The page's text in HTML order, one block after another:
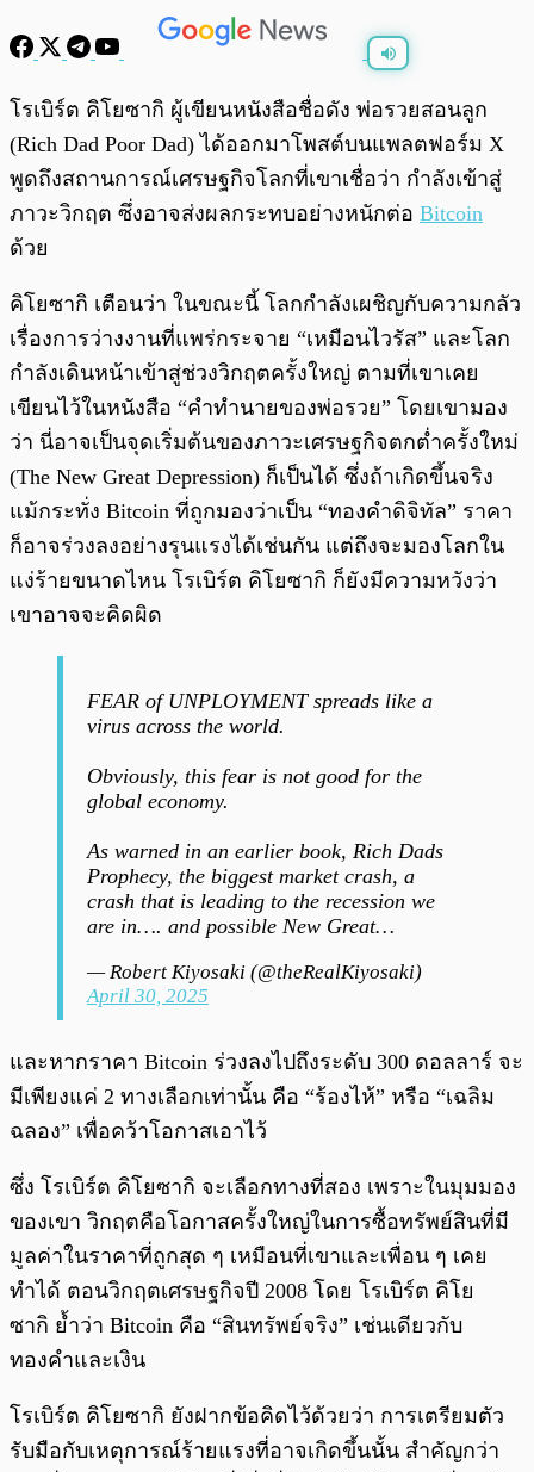
พร้อมเล่น
โรเบิร์ต คิโยซากิ ผู้เขียนหนังสือชื่อดัง พ่อรวยสอนลูก
(Rich Dad Poor Dad) ได้ออกมาโพสต์บนแพลตฟอร์ม X
พูดถึงสถานการณ์เศรษฐกิจโลกที่เขาเชื่อว่า กำลังเข้าสู่
ภาวะวิกฤต ซึ่งอาจส่งผลกระทบอย่างหนักต่อ Bitcoin
ด้วย
คิโยซากิ เตือนว่า ในขณะนี้ โลกกำลังเผชิญกับความกลัว
เรื่องการว่างงานที่แพร่กระจาย “เหมือนไวรัส” และโลก
กำลังเดินหน้าเข้าสู่ช่วงวิกฤตครั้งใหญ่ ตามที่เขาเคย
เขียนไว้ในหนังสือ “คำทำนายของพ่อรวย” โดยเขามอง
ว่า นี่อาจเป็นจุดเริ่มต้นของภาวะเศรษฐกิจตกต่ำครั้งใหม่
(The New Great Depression) ก็เป็นได้ ซึ่งถ้าเกิดขึ้นจริง
แม้กระทั่ง Bitcoin ที่ถูกมองว่าเป็น “ทองคำดิจิทัล” ราคา
ก็อาจร่วงลงอย่างรุนแรงได้เช่นกัน แต่ถึงจะมองโลกใน
แง่ร้ายขนาดไหน โรเบิร์ต คิโยซากิ ก็ยังมีความหวังว่า
เขาอาจจะคิดผิด
FEAR of UNPLOYMENT spreads like a
virus across the world.
Obviously, this fear is not good for the
global economy.
As warned in an earlier book, Rich Dads
Prophecy, the biggest market crash, a
crash that is leading to the recession we
are in…. and possible New Great…
— Robert Kiyosaki (@theRealKiyosaki)
April 30, 2025
และหากราคา Bitcoin ร่วงลงไปถึงระดับ 300 ดอลลาร์ จะ
มีเพียงแค่ 2 ทางเลือกเท่านั้น คือ “ร้องไห้” หรือ “เฉลิม
ฉลอง” เพื่อคว้าโอกาสเอาไว้
ซึ่ง โรเบิร์ต คิโยซากิ จะเลือกทางที่สอง เพราะในมุมมอง
ของเขา วิกฤตคือโอกาสครั้งใหญ่ในการซื้อทรัพย์สินที่มี
มูลค่าในราคาที่ถูกสุด ๆ เหมือนที่เขาและเพื่อน ๆ เคย
ทำได้ ตอนวิกฤตเศรษฐกิจปี 2008 โดย โรเบิร์ต คิโย
ซากิ ย้ำว่า Bitcoin คือ “สินทรัพย์จริง” เช่นเดียวกับ
ทองคำและเงิน
โรเบิร์ต คิโยซากิ ยังฝากข้อคิดไว้ด้วยว่า การเตรียมตัว
รับมือกับเหตุการณ์ร้ายแรงที่อาจเกิดขึ้นนั้น สำคัญกว่า